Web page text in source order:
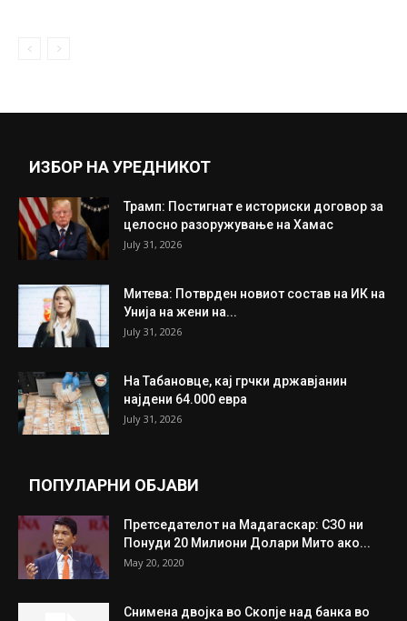
ИЗБОР НА УРЕДНИКОТ
Трамп: Постигнат е историски договор за
целосно разоружување на Хамас
July 31, 2026
Митева: Потврден новиот состав на ИК на
Унија на жени на...
July 31, 2026
На Табановце, кај грчки државјанин
најдени 64.000 евра
July 31, 2026
ПОПУЛАРНИ ОБЈАВИ
Претседателот на Мадагаскар: СЗО ни
Понуди 20 Милиони Долари Мито ако...
May 20, 2020
Снимена двојка во Скопје над банка во